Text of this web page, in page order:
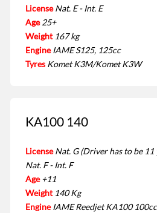
License Nat. E - Int. E
Age 25+
Weight 167 kg
Engine IAME S125, 125cc
Tyres Komet K3M/Komet K3W
KA100 140
License Nat. G (Driver has to be 11
Nat. F - Int. F
Age +11
Weight 140 Kg
Engine IAME Reedjet KA100 100cc